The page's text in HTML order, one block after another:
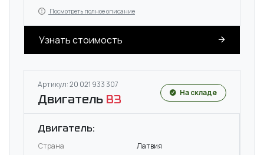
Посмотреть полное описание
Узнать стоимость
Артикул: 20 021 933 307
Двигатель B3 На складе
Двигатель:
Страна
Латвия